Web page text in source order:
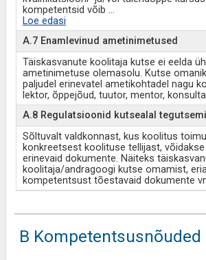
kompetentsid võib ...
Loe edasi
A.7 Enamlevinud ametinimetused
Täiskasvanute koolitaja kutse ei eelda
ametinimetuse olemasolu. Kutse
paljudel erinevatel ametikohtadel nagu
lektor, õppejõud, tuutor, mentor,
A.8 Regulatsioonid kutsealal
Sõltuvalt valdkonnast, kus koolitus
konkreetsest koolituse tellijast,
erinevaid dokumente. Näiteks
koolitaja/andragoogi kutse omamist,
kompetentsust tõestavaid dokumente
B Kompetentsusnõuded